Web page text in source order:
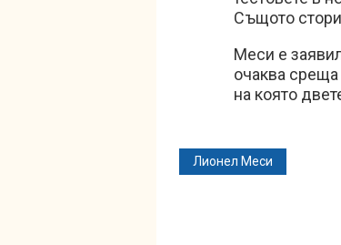
Същото
Меси е
очаква
на която
Лионел Меси